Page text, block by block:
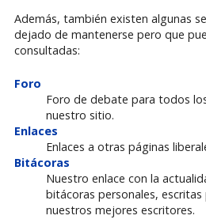
Además, también existen algunas
dejado de mantenerse pero que
consultadas:
Foro
Foro de debate para todos
nuestro sitio.
Enlaces
Enlaces a otras páginas
Bitácoras
Nuestro enlace con la
bitácoras personales,
nuestros mejores escritores.